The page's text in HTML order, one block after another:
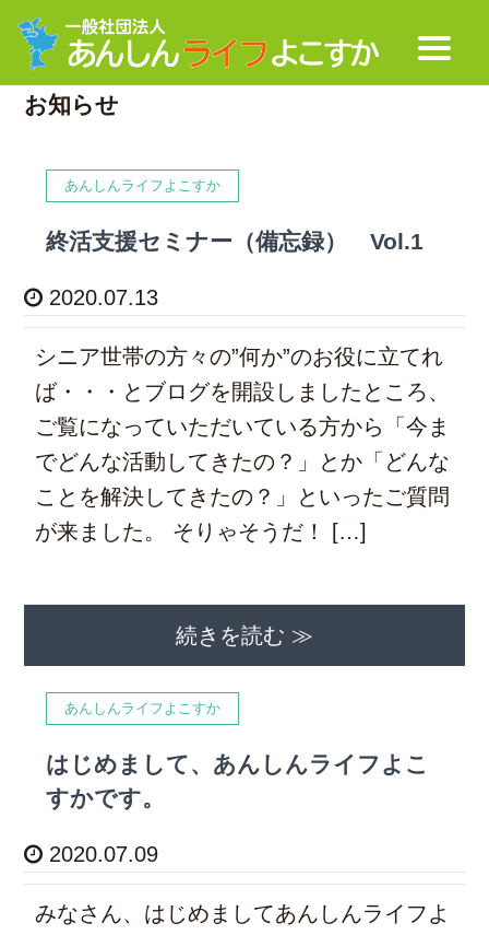
お知らせ
あんしんライフよこすか
終活支援セミナー（備忘録） Vol.1
2020.07.13
シニア世帯の方々の”何か”のお役に立てれ
ば・・・とブログを開設しましたところ、
ご覧になっていただいている方から「今ま
でどんな活動してきたの？」とか「どんな
ことを解決してきたの？」といったご質問
が来ました。 そりゃそうだ！ […]
続きを読む ≫
あんしんライフよこすか
はじめまして、あんしんライフよこ
すかです。
2020.07.09
みなさん、はじめましてあんしんライフよ